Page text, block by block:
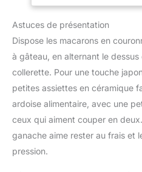
deux
mini
ozt,
lait
du
Astuces de présentation
Dispose les macarons en
à gâteau, en alternant le
collerette. Pour une touche
petites assiettes en céramique
ardoise alimentaire, avec une
ceux qui aiment couper en
ganache aime rester au frais et
pression.